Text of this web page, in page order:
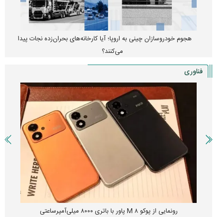
هجوم خودروسازان چینی به اروپا؛ آیا کارخانه‌های بحران‌زده نجات پیدا
می‌کنند؟
فناوری
رونمایی از پوکو M ۸ پاور با باتری ۸۰۰۰ میلی‌آمپرساعتی